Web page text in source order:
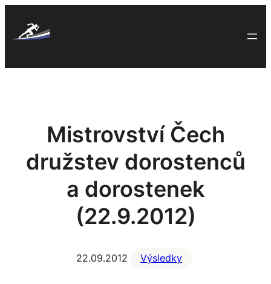
Mistrovství Čech
družstev dorostenců
a dorostenek
(22.9.2012)
22.09.2012 Výsledky